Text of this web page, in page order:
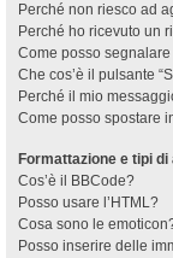
Perché non riesco ad
Perché ho ricevuto un
Come posso
Che cos’è il pulsante
Perché il mio
Come posso spostare
Formattazione e tipi
Cos’è il BBCode?
Posso usare l’HTML?
Cosa sono le
Posso inserire delle